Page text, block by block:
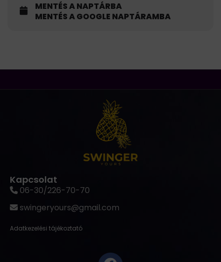
MENTÉS A NAPTÁRBA
MENTÉS A GOOGLE NAPTÁRAMBA
Kapcsolat
06-30/226-70-70
swingeryours@gmail.com
Adatkezelési tájékoztató